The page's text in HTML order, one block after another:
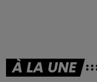
À LA UNE